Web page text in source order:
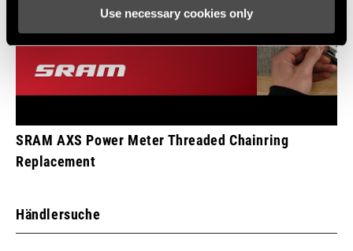
Use necessary cookies only
SRAM AXS Power Meter Threaded Chainring
Replacement
Händlersuche